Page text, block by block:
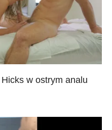
w ostrym analu